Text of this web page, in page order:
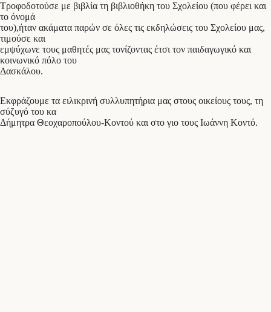
Τροφοδοτούσε με βιβλία τη βιβλιοθήκη του Σχολείου (που φέρει και
το όνομά
του),ήταν ακάματα παρών σε όλες τις εκδηλώσεις του Σχολείου μας,
τιμούσε και
εμψύχωνε τους μαθητές μας τονίζοντας έτσι τον παιδαγωγικό και
κοινωνικό πόλο του
Δασκάλου.
Εκφράζουμε τα ειλικρινή συλλυπητήρια μας στους οικείους τους, τη
σύζυγό του κα
Δήμητρα Θεοχαροπούλου-Κοντού και στο γιο τους Ιωάννη Κοντό.